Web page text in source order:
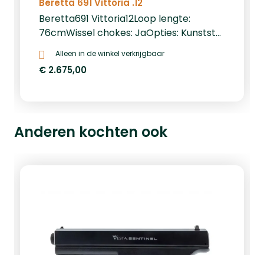
Beretta691 Vittoria12Loop lengte:
76cmWissel chokes: JaOpties: Kunststof
Alleen in de winkel verkrijgbaar
€ 2.675,00
Anderen kochten ook